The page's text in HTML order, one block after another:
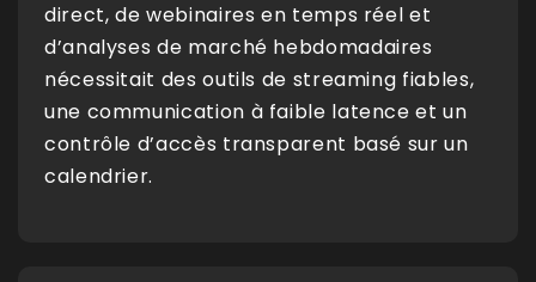
direct, de webinaires en temps réel et
d’analyses de marché hebdomadaires
nécessitait des outils de streaming fiables,
une communication à faible latence et un
contrôle d’accès transparent basé sur un
calendrier.